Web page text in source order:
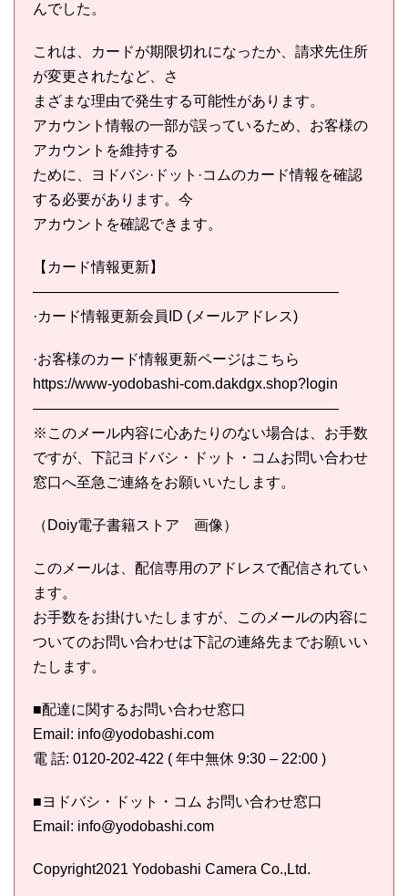
んでした。
これは、カードが期限切れになったか、請求先住所
が変更されたなど、さ
まざまな理由で発生する可能性があります。
アカウント情報の一部が誤っているため、お客様の
アカウントを維持する
ために、ヨドバシ·ドット·コムのカード情報を確認
する必要があります。今
アカウントを確認できます。
【カード情報更新】
—————————————————————
·カード情報更新会員ID (メールアドレス)
·お客様のカード情報更新ページはこちら
https://www-yodobashi-com.dakdgx.shop?login
—————————————————————
※このメール内容に心あたりのない場合は、お手数
ですが、下記ヨドバシ・ドット・コムお問い合わせ
窓口へ至急ご連絡をお願いいたします。
（Doiy電子書籍ストア 画像）
このメールは、配信専用のアドレスで配信されてい
ます。
お手数をお掛けいたしますが、このメールの内容に
ついてのお問い合わせは下記の連絡先までお願いい
たします。
■配達に関するお問い合わせ窓口
Email: info@yodobashi.com
電 話: 0120-202-422 ( 年中無休 9:30 – 22:00 )
■ヨドバシ・ドット・コム お問い合わせ窓口
Email: info@yodobashi.com
Copyright2021 Yodobashi Camera Co.,Ltd.